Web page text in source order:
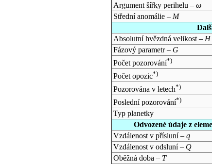
Argument šířky perihelu – ω
Střední anomálie – M
Absolutní hvězdná velikost – H
Fázový parametr – G
Počet pozorování*)
Počet opozic*)
Pozorována v letech*)
Poslední pozorování*)
Typ planetky
Odvozené údaje z
Vzdálenost v přísluní – q
Vzdálenost v odsluní – Q
Oběžná doba – T